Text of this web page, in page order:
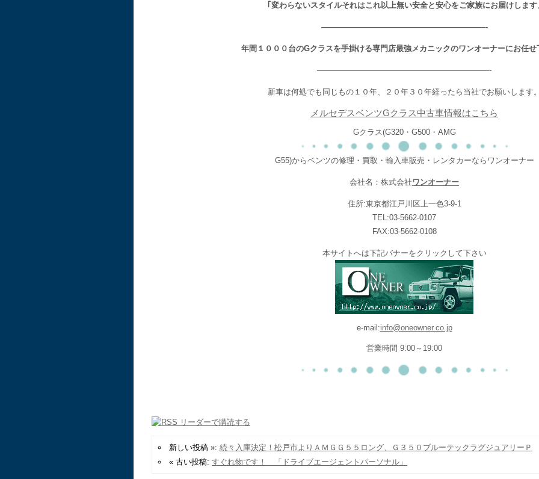
｢変わらないスタイルそれはこれ以上無い安全と安心をご家族にお届けします
—————————————————————-
年間１０００台のGクラスを手掛ける専門店最強メカニックのワンオーナーにお任せ
——————————————————————-
新車は何処でも同じもの１０年、２０年３０年経ったら当社でお願いします
メルセデスベンツGクラス中古車情報はこちら
Gクラス(G320・G500・AMG
G55)からベンツの修理・買取・輸入車販売・レンタカーならワンオーナー
会社名：株式会社ワンオーナー
住所:東京都江戸川区上一色3-9-1
TEL:03-5662-0107
FAX:03-5662-0108
本サイトへは下記バナーをクリックして下さい
e-mail:info@oneowner.co.jp
営業時間 9:00～19:00
新しい投稿 »: 続々入庫決定！松戸市よりＡＭＧＧ５５ロング、Ｇ３５０ブルーテックラグジュアリーＰ
« 古い投稿: すぐれ物です！ 「ドライブエージェントパーソナル」